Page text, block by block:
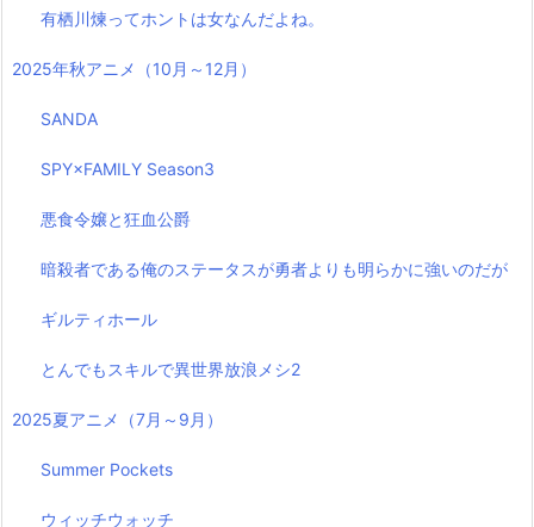
有栖川煉ってホントは女なんだよね。
2025年秋アニメ（10月～12月）
SANDA
SPY×FAMILY Season3
悪食令嬢と狂血公爵
暗殺者である俺のステータスが勇者よりも明らかに強いのだが
ギルティホール
とんでもスキルで異世界放浪メシ2
2025夏アニメ（7月～9月）
Summer Pockets
ウィッチウォッチ